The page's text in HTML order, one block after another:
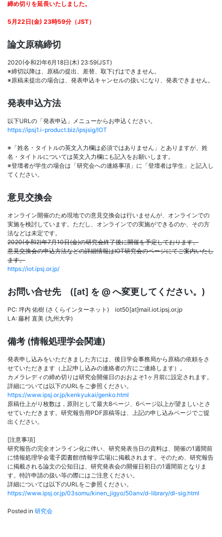
締め切りを延長いたしました。
5月22日(金) 23時59分（JST）
論文原稿締切
2020(令和2)年6月18日(木) 23:59(JST)
※締切以降は、原稿の提出、差替、取下げはできません。
※原稿未提出の場合は、発表申込キャンセルの扱いになり、発表できません。
発表申込方法
以下URLの「発表申込」メニューからお申込ください。
https://ipsj1.i-product.biz/ipsjsig/IOT
※「姓名・タイトルの英文入力欄は必須ではありません」とありますが、姓
名・タイトルについては英文入力欄にも記入をお願いします。
※登壇者が学生の場合は「研究会への連絡事項」に「登壇者は学生」と記入し
てください。
意見交換会
オンライン開催のため現地での意見交換会は行いませんが、オンラインでの
実施を検討しています。ただし、オンラインでの実施ができるのか、その方
法などは未定です。
2020(令和2)年7月10日(金)の研究会終了後に開催を予定しております。
意見交換会の申込方法などの詳細情報はIOT研究会のページにてご案内いたし
ます。
https://iot.ipsj.or.jp/
お問い合せ先 ([at] を @ へ変更してください。)
PC: 坪内 佑樹 (さくらインターネット) iot50[at]mail.iot.ipsj.or.jp
LA: 藤村 直美 (九州大学)
備考 (情報処理学会関連)
発表申し込みをいただきました方には、後日学会事務局から原稿の依頼をさ
せていただきます（上記申し込みの連絡者の方にご連絡します）。
カメラレディの締め切りは研究会開催日のおおよそ1ヶ月前に設定されます。
詳細については以下のURLをご参照ください。
https://www.ipsj.or.jp/kenkyukai/genko.html
原稿仕上がり枚数は，原則として最大8ページ、6ページ以上が望ましいとさ
せていただきます。研究報告用PDF原稿等は、上記の申し込みページでご提
出ください。
[注意事項]
研究報告の完全オンライン化に伴い、研究発表当日の資料は、開催の1週間前
に情報処理学会電子図書館(情報学広場)に掲載されます。そのため、研究報告
に掲載される論文の公知日は、研究発表会の開催日初日の1週間前となりま
す。特許申請の扱い等の際にはご注意ください。
詳細については以下のURLをご参照ください。
https://www.ipsj.or.jp/03somu/kinen_jigyo/50anv/d-library/dl-sig.html
Posted in 研究会